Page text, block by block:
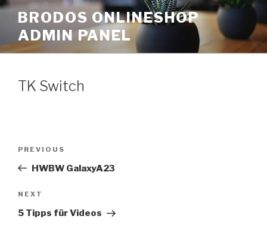
Skip
content
BRODOS ONLINESHOP
ADMIN PANEL
TK Switch
Previous
Post
PREVIOUS
HWBW GalaxyA23
Next
Post
NEXT
5 Tipps für Videos